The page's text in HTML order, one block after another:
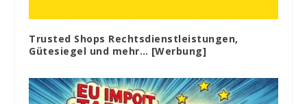
Trusted Shops Rechtsdienstleistungen,
Gütesiegel und mehr… [Werbung]